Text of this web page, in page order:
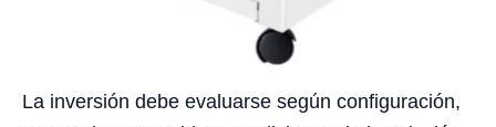
La inversión debe evaluarse según configuración,